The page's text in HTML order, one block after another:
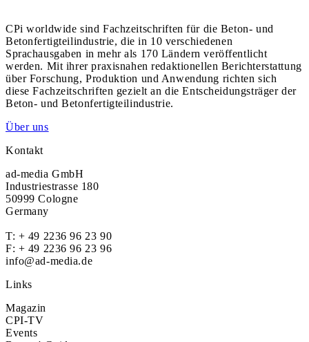
CPi worldwide sind Fachzeitschriften für die Beton- und
Betonfertigteilindustrie, die in 10 verschiedenen
Sprachausgaben in mehr als 170 Ländern veröffentlicht
werden. Mit ihrer praxisnahen redaktionellen Berichterstattung
über Forschung, Produktion und Anwendung richten sich
diese Fachzeitschriften gezielt an die Entscheidungsträger der
Beton- und Betonfertigteilindustrie.
Über uns
Kontakt
ad-media GmbH
Industriestrasse 180
50999 Cologne
Germany
T: + 49 2236 96 23 90
F: + 49 2236 96 23 96
info@ad-media.de
Links
Magazin
CPI-TV
Events